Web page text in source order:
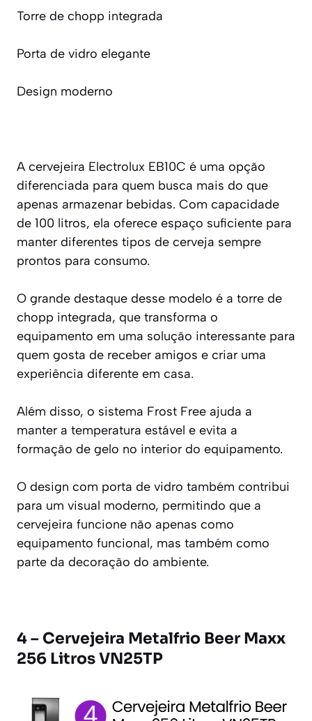
Torre de chopp integrada
Porta de vidro elegante
Design moderno
A cervejeira Electrolux EB10C é uma opção
diferenciada para quem busca mais do que
apenas armazenar bebidas. Com capacidade
de 100 litros, ela oferece espaço suficiente para
manter diferentes tipos de cerveja sempre
prontos para consumo.
O grande destaque desse modelo é a torre de
chopp integrada, que transforma o
equipamento em uma solução interessante para
quem gosta de receber amigos e criar uma
experiência diferente em casa.
Além disso, o sistema Frost Free ajuda a
manter a temperatura estável e evita a
formação de gelo no interior do equipamento.
O design com porta de vidro também contribui
para um visual moderno, permitindo que a
cervejeira funcione não apenas como
equipamento funcional, mas também como
parte da decoração do ambiente.
4 – Cervejeira Metalfrio Beer Maxx
256 Litros VN25TP